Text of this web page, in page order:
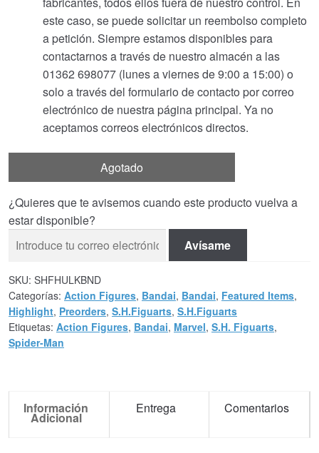
este caso, se puede solicitar un reembolso completo
a petición. Siempre estamos disponibles para
contactarnos a través de nuestro almacén a las
01362 698077 (lunes a viernes de 9:00 a 15:00) o
solo a través del formulario de contacto por correo
electrónico de nuestra página principal. Ya no
aceptamos correos electrónicos directos.
Agotado
¿Quieres que te avisemos cuando este producto vuelva a
estar disponible?
Avísame
SKU: SHFHULKBND
Categorías: Action Figures, Bandai, Bandai, Featured Items,
Highlight, Preorders, S.H.Figuarts, S.H.Figuarts
Etiquetas: Action Figures, Bandai, Marvel, S.H. Figuarts,
Spider-Man
Información
Adicional
Entrega Comentarios